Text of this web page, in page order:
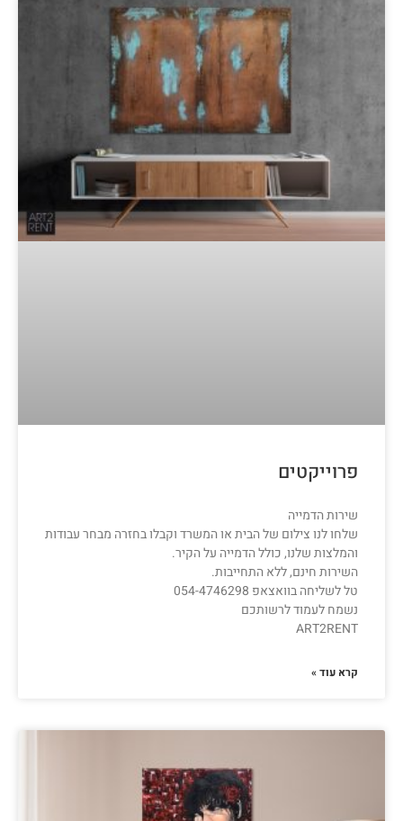
פרוייקטים
שירות הדמייה
שלחו לנו צילום של הבית או המשרד וקבלו בחזרה מבחר עבודות
והמלצות שלנו, כולל הדמייה על הקיר.
השירות חינם, ללא התחייבות.
טל לשליחה בוואצאפ 054-4746298
נשמח לעמוד לרשותכם
ART2RENT
קרא עוד »